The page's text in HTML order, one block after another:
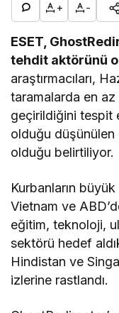
+ -
ESET,
tehdit aktörünü
araştırmacıları,
taramalarda en
geçirildiğini tespit
olduğu
olduğu belirtiliyor.
Kurbanların
Vietnam ve
eğitim, teknoloji,
sektörü hedef
Hindistan ve
izlerine rastlandı.